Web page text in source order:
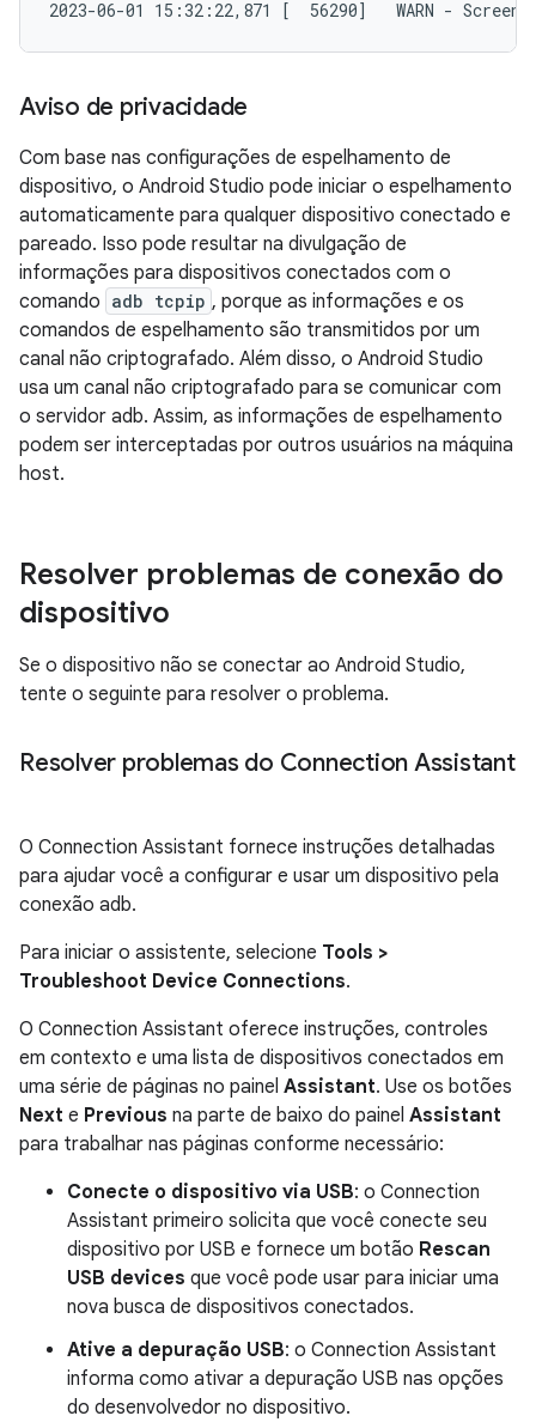
Aviso de privacidade
Com base nas configurações de espelhamento de
dispositivo, o Android Studio pode iniciar o espelhamento
automaticamente para qualquer dispositivo conectado e
pareado. Isso pode resultar na divulgação de
informações para dispositivos conectados com o
comando adb tcpip , porque as informações e os
comandos de espelhamento são transmitidos por um
canal não criptografado. Além disso, o Android Studio
usa um canal não criptografado para se comunicar com
o servidor adb. Assim, as informações de espelhamento
podem ser interceptadas por outros usuários na máquina
host.
Resolver problemas de conexão do
dispositivo
Se o dispositivo não se conectar ao Android Studio,
tente o seguinte para resolver o problema.
Resolver problemas do Connection Assistant
O Connection Assistant fornece instruções detalhadas
para ajudar você a configurar e usar um dispositivo pela
conexão adb.
Para iniciar o assistente, selecione Tools >
Troubleshoot Device Connections.
O Connection Assistant oferece instruções, controles
em contexto e uma lista de dispositivos conectados em
uma série de páginas no painel Assistant. Use os botões
Next e Previous na parte de baixo do painel Assistant
para trabalhar nas páginas conforme necessário:
Conecte o dispositivo via USB: o Connection
Assistant primeiro solicita que você conecte seu
dispositivo por USB e fornece um botão Rescan
USB devices que você pode usar para iniciar uma
nova busca de dispositivos conectados.
Ative a depuração USB: o Connection Assistant
informa como ativar a depuração USB nas opções
do desenvolvedor no dispositivo.